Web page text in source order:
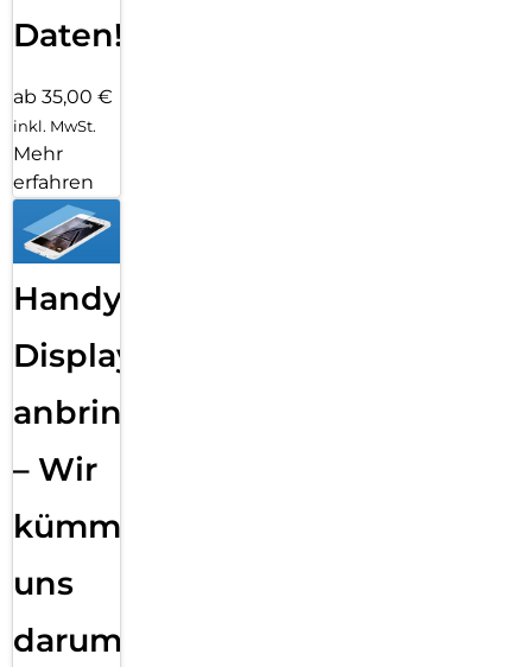
Daten!
ab 35,00 €
inkl. MwSt.
Mehr
erfahren
Handy
Displayfolie
anbringen
– Wir
kümmern
uns
darum!